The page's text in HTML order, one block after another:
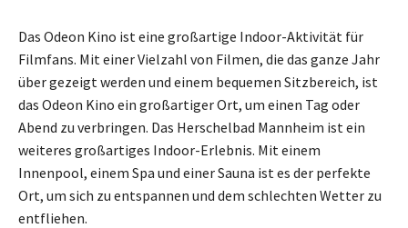
Das Odeon Kino ist eine großartige Indoor-Aktivität für
Filmfans. Mit einer Vielzahl von Filmen, die das ganze Jahr
über gezeigt werden und einem bequemen Sitzbereich, ist
das Odeon Kino ein großartiger Ort, um einen Tag oder
Abend zu verbringen. Das Herschelbad Mannheim ist ein
weiteres großartiges Indoor-Erlebnis. Mit einem
Innenpool, einem Spa und einer Sauna ist es der perfekte
Ort, um sich zu entspannen und dem schlechten Wetter zu
entfliehen.